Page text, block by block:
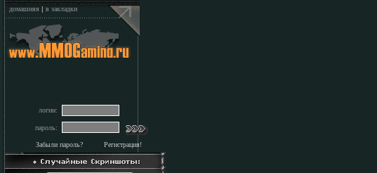
домашняя | в закладки
логин:
пароль:
Забыли пароль? Регистрация!